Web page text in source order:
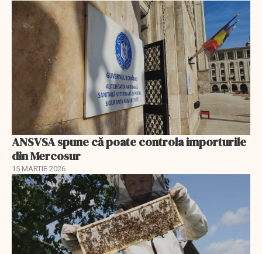
ANSVSA spune că poate controla importurile
din Mercosur
15 MARTIE 2026